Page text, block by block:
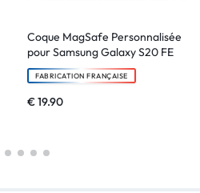
Coque MagSafe Personnalisée
pour Samsung Galaxy S20 FE
FABRICATION FRANÇAISE
€19.90